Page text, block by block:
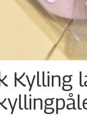
Kylling